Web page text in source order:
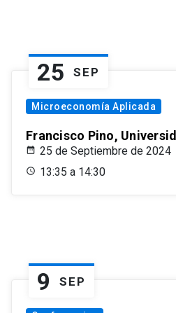
25 SEP
Microeconomía Aplicada
Francisco Pino,
25 de Septiembre de 2024
13:35 a 14:30
9 SEP